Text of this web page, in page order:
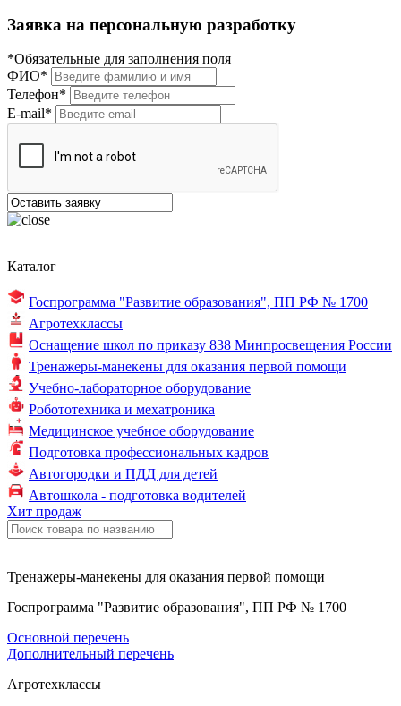
Заявка на персональную разработку
*Обязательные для заполнения поля
ФИО*
Телефон*
E-mail*
Каталог
Госпрограмма "Развитие образования", ПП РФ № 1700
Агротехклассы
Оснащение школ по приказу 838 Минпросвещения России
Тренажеры-манекены для оказания первой помощи
Учебно-лабораторное оборудование
Робототехника и мехатроника
Медицинское учебное оборудование
Подготовка профессиональных кадров
Автогородки и ПДД для детей
Автошкола - подготовка водителей
Хит продаж
Тренажеры-манекены для оказания первой помощи
Госпрограмма "Развитие образования", ПП РФ № 1700
Основной перечень
Дополнительный перечень
Агротехклассы